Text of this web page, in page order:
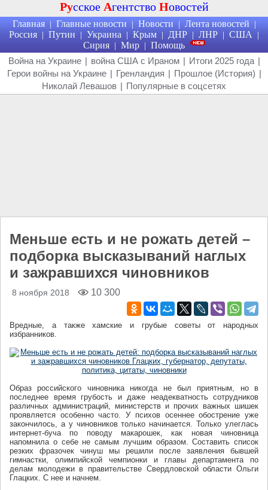
Русское Агентство Новостей
Главная | Главные новости | Новости | Лента новостей |
Россия | Путин | Украина | Крым | ДНР | ЛНР | США |
Сирия | Мир | Помощь
Война на Украине | война США с Ираном | Итоги 2025 года |
Герои войны на Украине | Гренландия | Прошлое (История) |
Николай Левашов | Популярные в соцсетях
Меньше есть и не рожать детей –
подборка высказываний наглых
и зажравшихся чиновников
8 ноября 2018 10 300
Вредные, а также хамские и грубые советы от народных
избранников.
Образ российского чиновника никогда не был приятным, но в
последнее время грубость и даже неадекватность сотрудников
различных администраций, министерств и прочих важных шишек
проявляется особенно часто. У психов осеннее обострение уже
закончилось, а у чиновников только начинается. Только улеглась
интернет-буча по поводу макарошек, как новая чиновница
напомнила о себе не самым лучшим образом. Составить список
резких фразочек чинуш мы решили после заявления бывшей
гимнастки, олимпийской чемпионки и главы департамента по
делам молодежи в правительстве Свердловской области Ольги
Глацких. С нее и начнем.